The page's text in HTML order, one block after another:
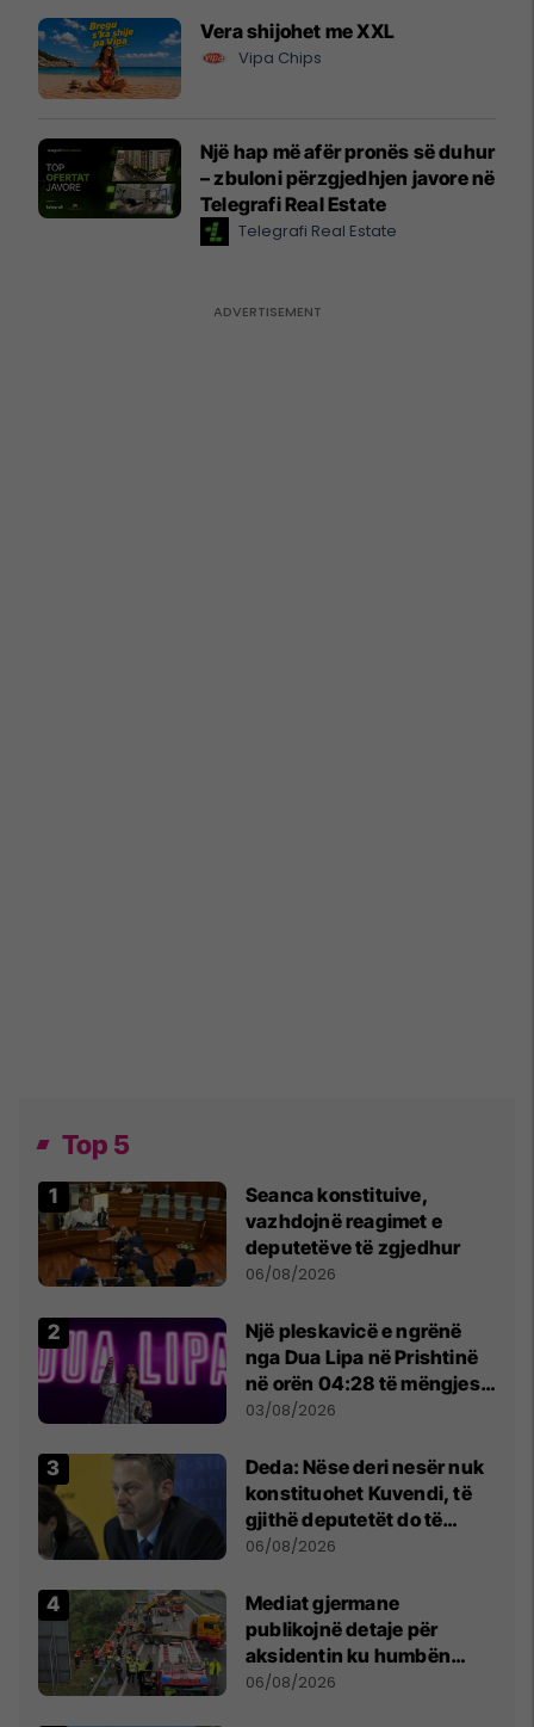
Vera shijohet me XXL
Vipa Chips
Një hap më afër pronës së duhur
– zbuloni përzgjedhjen javore në
Telegrafi Real Estate
Telegrafi Real Estate
Top 5
Seanca konstituive,
vazhdojnë reagimet e
deputetëve të zgjedhur
06/08/2026
Një pleskavicë e ngrënë
nga Dua Lipa në Prishtinë
në orën 04:28 të mëngjesit
- dhe bota digjitale serbe
03/08/2026
Deda: Nëse deri nesër nuk
konstituohet Kuvendi, të
gjithë deputetët do të
bëjnë shkelje të rëndë
06/08/2026
Mediat gjermane
publikojnë detaje për
aksidentin ku humbën
jetën tre mërgimtarë nga
06/08/2026